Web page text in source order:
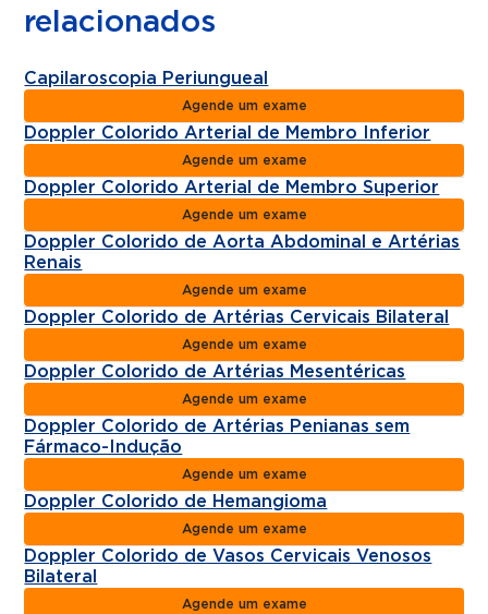
relacionados
Capilaroscopia Periungueal
Agende um exame
Doppler Colorido Arterial de Membro Inferior
Agende um exame
Doppler Colorido Arterial de Membro Superior
Agende um exame
Doppler Colorido de Aorta Abdominal e Artérias
Renais
Agende um exame
Doppler Colorido de Artérias Cervicais Bilateral
Agende um exame
Doppler Colorido de Artérias Mesentéricas
Agende um exame
Doppler Colorido de Artérias Penianas sem
Fármaco-Indução
Agende um exame
Doppler Colorido de Hemangioma
Agende um exame
Doppler Colorido de Vasos Cervicais Venosos
Bilateral
Agende um exame